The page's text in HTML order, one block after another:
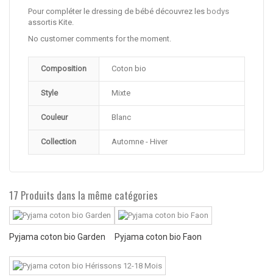
Pour compléter le dressing de bébé découvrez les bodys
assortis Kite.
No customer comments for the moment.
Composition Coton bio
Style Mixte
Couleur Blanc
Collection Automne - Hiver
17 Produits dans la même catégories
Pyjama coton bio Garden Pyjama coton bio Faon